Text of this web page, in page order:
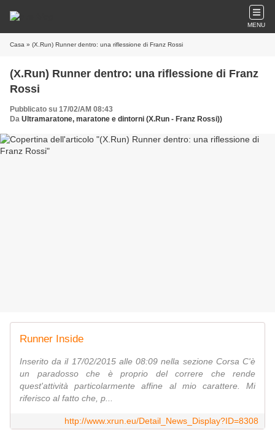
MENU
Casa » (X.Run) Runner dentro: una riflessione di Franz Rossi
(X.Run) Runner dentro: una riflessione di Franz
Rossi
Pubblicato su 17/02/AM 08:43
Da Ultramaratone, maratone e dintorni (X.Run - Franz Rossi))
Runner Inside
Inserito da il 17/02/2015 alle 08:09 nella sezione Corsa C'è
un paradosso che è proprio del correre che rende
quest'attività particolarmente affine al mio carattere. Mi
riferisco al fatto che, p...
http://www.xrun.eu/Detail_News_Display?ID=8308